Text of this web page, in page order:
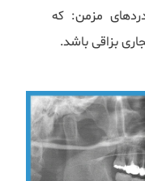
مزمن: که
بزاقی باشد.